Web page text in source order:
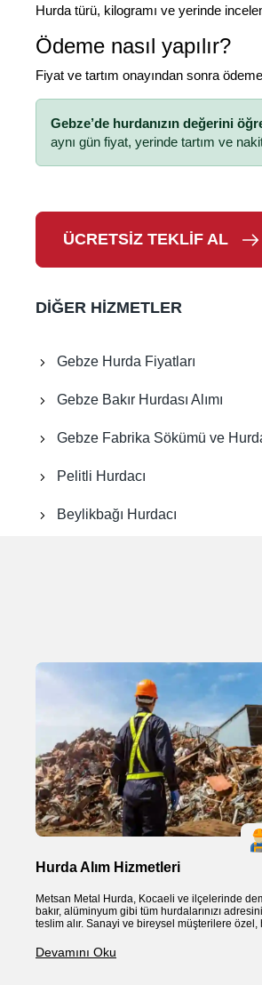
Hurda türü, kilogramı ve yerinde
Ödeme nasıl yapılır?
Fiyat ve tartım onayından sonra
Gebze’de hurdanızın değerini
aynı gün fiyat, yerinde tartım ve
ÜCRETSİZ TEKLİF AL
DİĞER HİZMETLER
Gebze Hurda Fiyatları
Gebze Bakır Hurdası Alımı
Gebze Fabrika Sökümü ve Hurda
Pelitli Hurdacı
Beylikbağı Hurdacı
Hurda Alım Hizmetleri
Metsan Metal Hurda, Kocaeli ve ilçelerinde
bakır, alüminyum gibi tüm hurdalarınızı
teslim alır. Sanayi ve bireysel müşterilere özel,
hizmet
Devamını Oku